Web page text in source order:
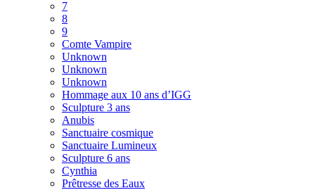
7
8
9
Comte Vampire
Unknown
Unknown
Unknown
Hommage aux 10 ans d’IGG
Sculpture 3 ans
Anubis
Sanctuaire cosmique
Sanctuaire Lumineux
Sculpture 6 ans
Cynthia
Prêtresse des Eaux